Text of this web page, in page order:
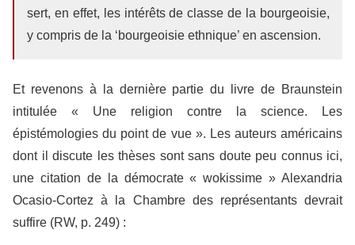
sert, en effet, les intérêts de classe de la bourgeoisie,
y compris de la ‘bourgeoisie ethnique’ en ascension.
Et revenons à la dernière partie du livre de Braunstein
intitulée « Une religion contre la science. Les
épistémologies du point de vue ». Les auteurs américains
dont il discute les thèses sont sans doute peu connus ici,
une citation de la démocrate « wokissime » Alexandria
Ocasio-Cortez à la Chambre des représentants devrait
suffire (RW, p. 249) :